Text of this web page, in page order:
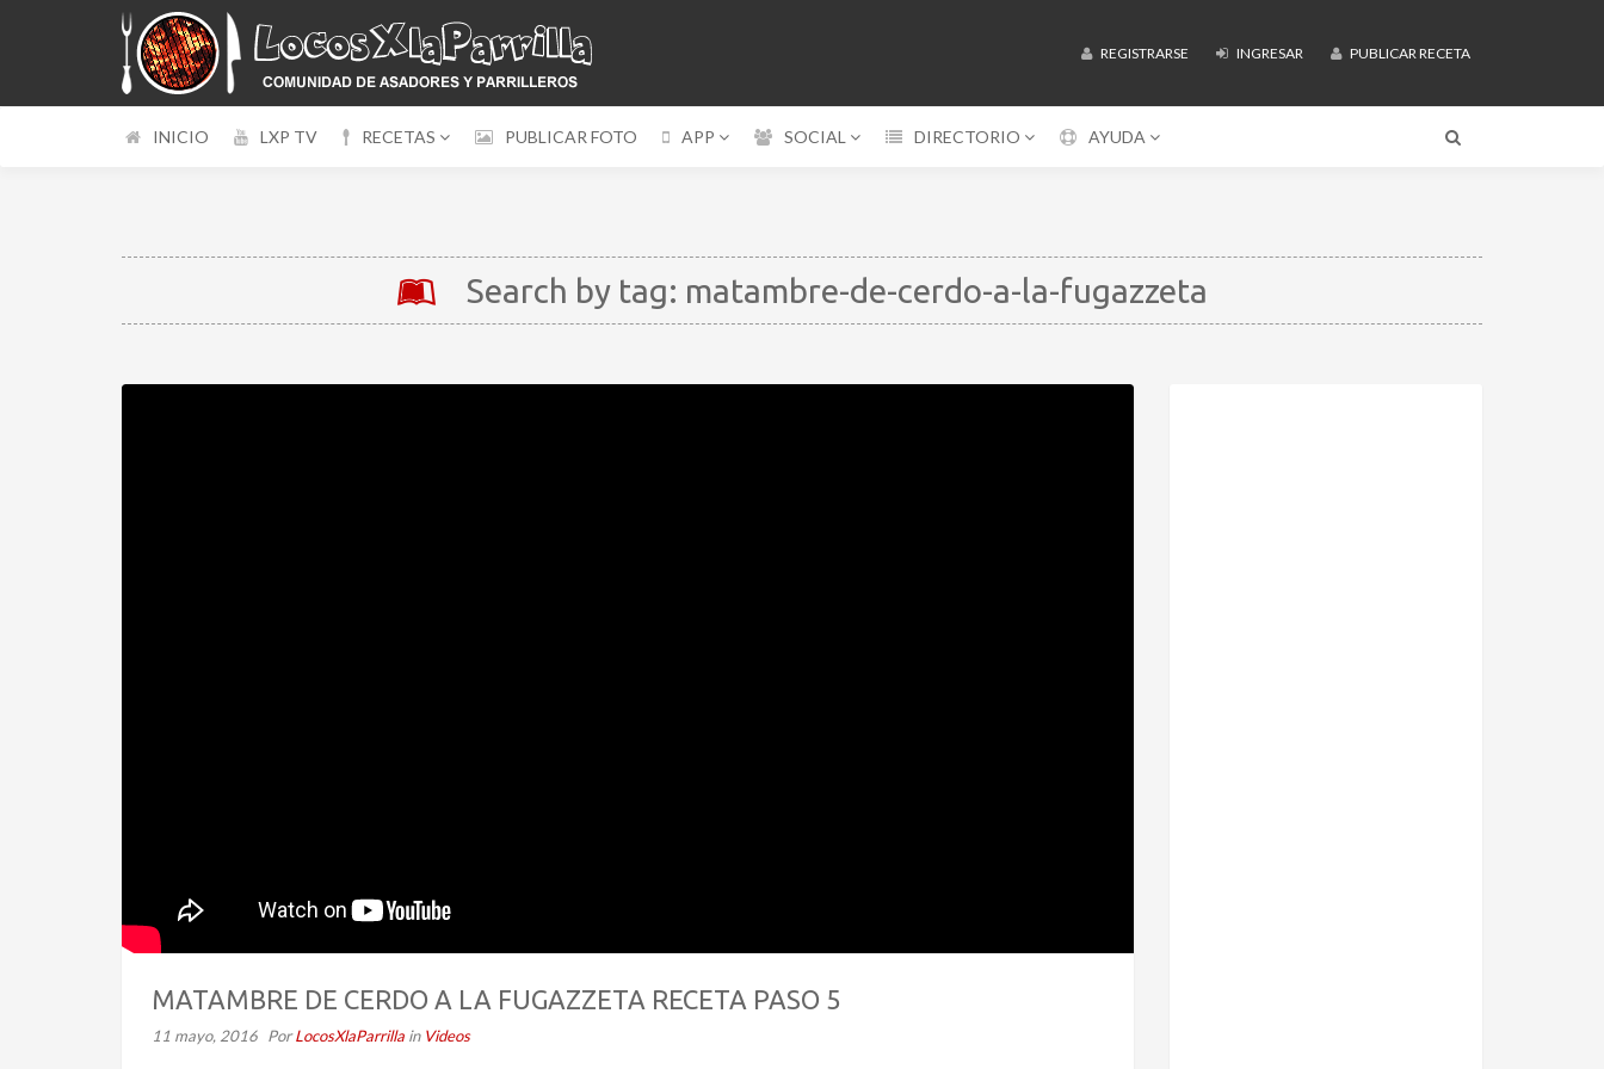
REGISTRARSE INGRESAR PUBLICAR RECETA
INICIO LXP TV RECETAS PUBLICAR FOTO APP SOCIAL DIRECTORIO AYUDA
Search by tag: matambre-de-cerdo-a-la-fugazzeta
MATAMBRE DE CERDO A LA FUGAZZETA RECETA PASO 5
11 mayo, 2016 PorLocosXlaParrilla in Videos